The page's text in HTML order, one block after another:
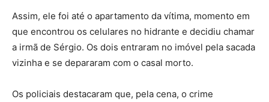
Assim, ele foi até o apartamento da vítima, momento em
que encontrou os celulares no hidrante e decidiu chamar
a irmã de Sérgio. Os dois entraram no imóvel pela sacada
vizinha e se depararam com o casal morto.
Os policiais destacaram que, pela cena, o crime